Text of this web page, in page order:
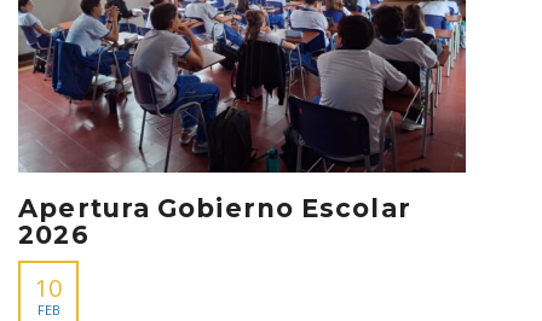
Apertura Gobierno Escolar
2026
10
FEB